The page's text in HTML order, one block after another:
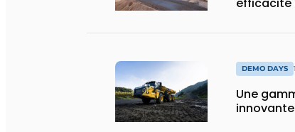
efficacité
DEMO DAYS
Une